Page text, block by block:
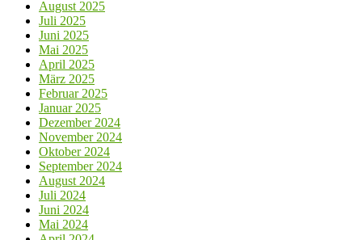
August 2025
Juli 2025
Juni 2025
Mai 2025
April 2025
März 2025
Februar 2025
Januar 2025
Dezember 2024
November 2024
Oktober 2024
September 2024
August 2024
Juli 2024
Juni 2024
Mai 2024